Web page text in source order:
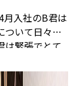
月入社のB君は
ついて日々丁
は緊張でとて
きりの笑顔を